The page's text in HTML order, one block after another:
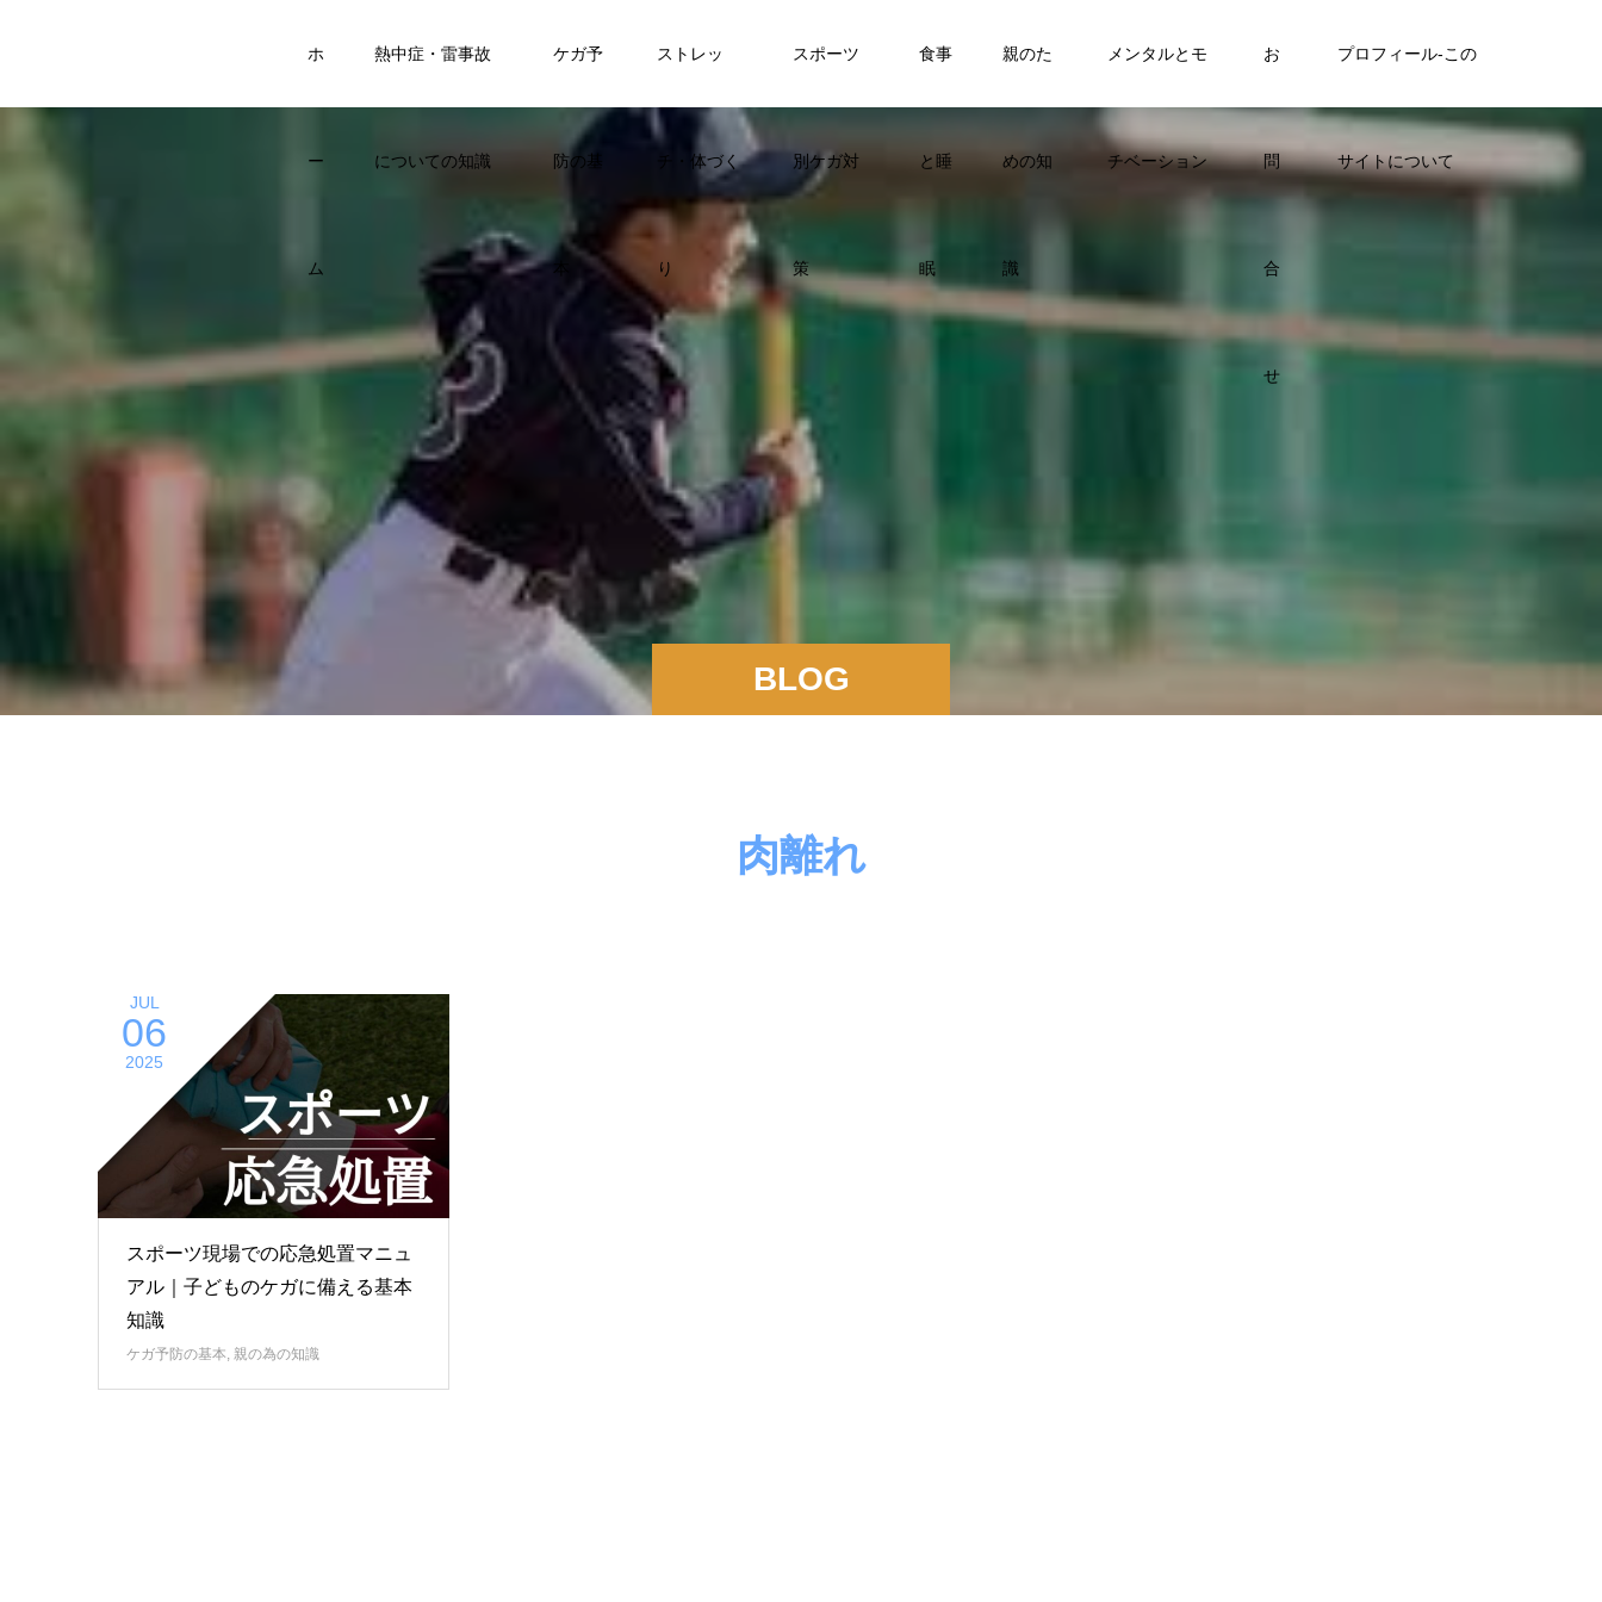
ホ
ー
ム
熱中症・雷事故
についての知識
ケガ予
防の基
ストレッ
チ・体づく
り
スポーツ
別ケガ対
策
食事
と睡
眠
親のた
めの知
識
メンタルとモ
チベーション
お
問
合
せ
プロフィール-この
サイトについて
BLOG
肉離れ
JUL
06
2025
スポーツ現場での応急処置マニュ
アル｜子どものケガに備える基本
知識
ケガ予防の基本, 親の為の知識